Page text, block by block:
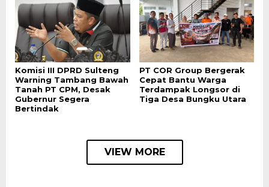
Komisi III DPRD Sulteng
Warning Tambang Bawah
Tanah PT CPM, Desak
Gubernur Segera
Bertindak
PT COR Group Bergerak
Cepat Bantu Warga
Terdampak Longsor di
Tiga Desa Bungku Utara
VIEW MORE